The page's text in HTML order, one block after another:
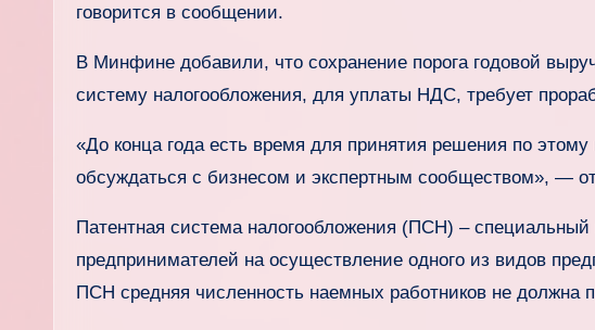
говорится в сообщении.
В Минфине добавили, что сохранение порога годовой
систему налогообложения, для уплаты НДС, требует
«До конца года есть время для принятия решения по
обсуждаться с бизнесом и экспертным сообществом», —
Патентная система налогообложения (ПСН) –
предпринимателей на осуществление одного из видов
ПСН средняя численность наемных работников не должна